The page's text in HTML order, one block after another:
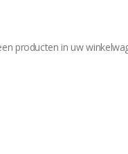
producten in uw